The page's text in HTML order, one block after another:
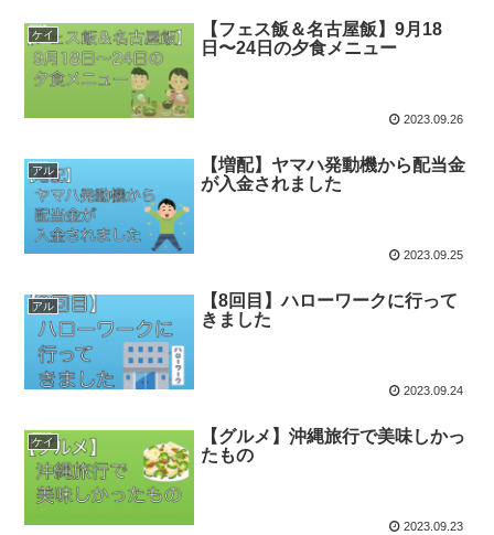
ケイ
【フェス飯＆名古屋飯】9月18
日〜24日の夕食メニュー
2023.09.26
アル
【増配】ヤマハ発動機から配当金
が入金されました
2023.09.25
アル
【8回目】ハローワークに行って
きました
2023.09.24
ケイ
【グルメ】沖縄旅行で美味しかっ
たもの
2023.09.23